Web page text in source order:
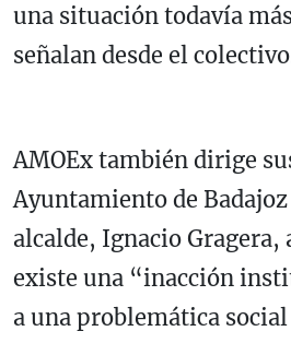
una situación todavía
señalan desde el
AMOEx también dirige
Ayuntamiento de Badajoz
alcalde, Ignacio Gragera,
existe una “inacción
a una problemática